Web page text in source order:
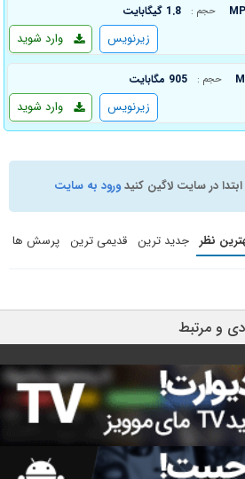
حجم : 1.8 گیگابایت
وارد شوید زیرنویس
حجم : 905 مگابایت
وارد شوید زیرنویس
در سایت لاگین کنیدورود به سایت
نظر جدید ترین قدیمی ترین پرسش ها
و مرتبط